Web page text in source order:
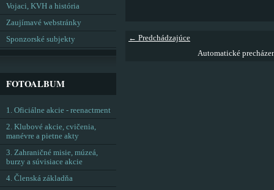
← Predchádzajúce
Automatické
Vojaci, KVH a história
Zaujímavé webstránky
Sponzorské subjekty
FOTOALBUM
1. Oficiálne akcie - reenactment
2. Klubové akcie, cvičenia,
manévre a pietne akty
3. Zahraničné misie, múzeá,
burzy a súvisiace akcie
4. Členská základňa